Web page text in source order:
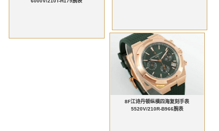
8F江诗丹顿纵横四海复刻手表
5520V/210R-B966腕表